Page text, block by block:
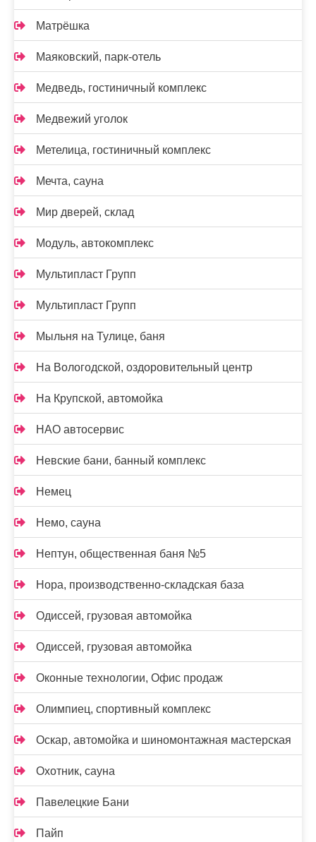
Матрёшка
Маяковский, парк-отель
Медведь, гостиничный комплекс
Медвежий уголок
Метелица, гостиничный комплекс
Мечта, сауна
Мир дверей, склад
Модуль, автокомплекс
Мультипласт Групп
Мультипласт Групп
Мыльня на Тулице, баня
На Вологодской, оздоровительный центр
На Крупской, автомойка
НАО автосервис
Невские бани, банный комплекс
Немец
Немо, сауна
Нептун, общественная баня №5
Нора, производственно-складская база
Одиссей, грузовая автомойка
Одиссей, грузовая автомойка
Оконные технологии, Офис продаж
Олимпиец, спортивный комплекс
Оскар, автомойка и шиномонтажная мастерская
Охотник, сауна
Павелецкие Бани
Пайп